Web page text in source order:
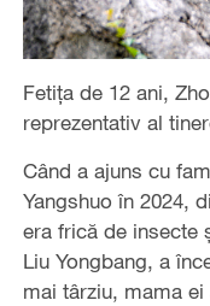
Fetița de 12 ani,
reprezentativ al
Când a ajuns cu
Yangshuo în 2024,
era frică de insecte
Liu Yongbang, a
mai târziu, mama